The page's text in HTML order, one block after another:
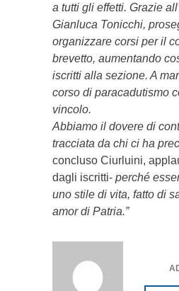
a tutti gli effetti. Grazie
Gianluca Tonicchi,
organizzare corsi per il
brevetto, aumentando
iscritti alla sezione. A
corso di paracadutismo
vincolo.
Abbiamo il dovere di
tracciata da chi ci ha
concluso Ciurluini,
dagli iscritti- perché
uno stile di vita, fatto di
amor di Patria.”